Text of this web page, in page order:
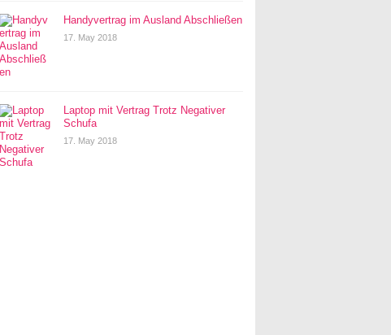
Handyvertrag im Ausland Abschließen
17. May 2018
Laptop mit Vertrag Trotz Negativer
Schufa
17. May 2018